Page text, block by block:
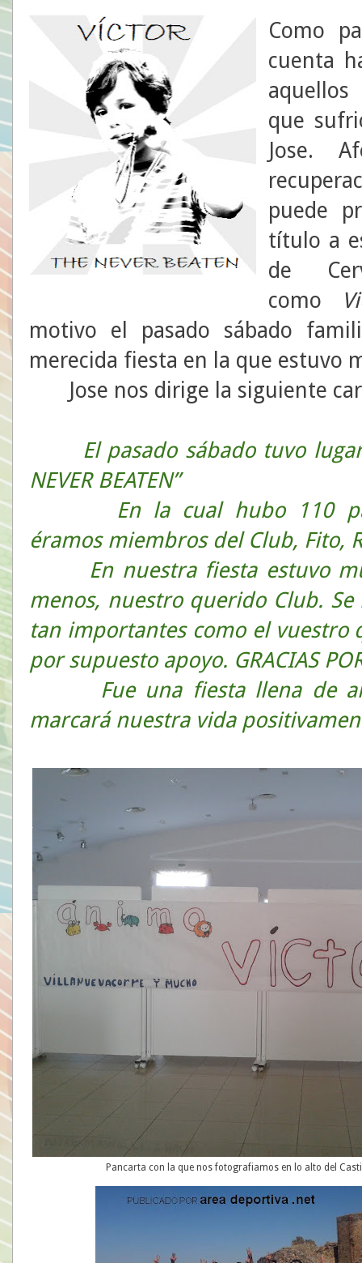
Como
cuenta
que
Jose.
puede
título a
de
como
motivo el pasado sábado
merecida fiesta en la que estuvo
Jose nos dirige la siguiente
El pasado sábado tuvo
NEVER BEATEN”
En la cual hubo 110
éramos miembros del Club, Fito,
En nuestra fiesta estuvo
menos, nuestro querido Club.
tan importantes como el vuestro
por supuesto apoyo. GRACIAS
Fue una fiesta llena de
marcará nuestra vida
Pancarta con la que nos fotografiamos en lo alto del